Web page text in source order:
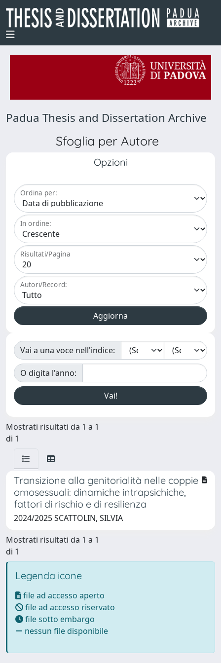
Padua Thesis and Dissertation Archive
Sfoglia per Autore
Opzioni
Ordina per:
In ordine:
Risultati/Pagina
Autori/Record:
Vai a una voce nell'indice:
O digita l'anno:
Mostrati risultati da 1 a 1
di 1
Transizione alla genitorialità nelle coppie
omosessuali: dinamiche intrapsichiche,
fattori di rischio e di resilienza
2024/2025 SCATTOLIN, SILVIA
Mostrati risultati da 1 a 1
di 1
Legenda icone
file ad accesso aperto
file ad accesso riservato
file sotto embargo
nessun file disponibile